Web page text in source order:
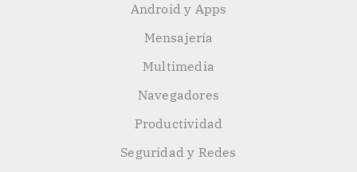
Android y Apps
Mensajería
Multimedia
Navegadores
Productividad
Seguridad y Redes